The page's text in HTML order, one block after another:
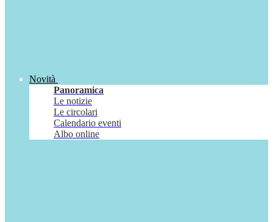
Novità
Panoramica
Le notizie
Le circolari
Calendario eventi
Albo online